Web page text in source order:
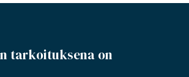
tarkoituksena on